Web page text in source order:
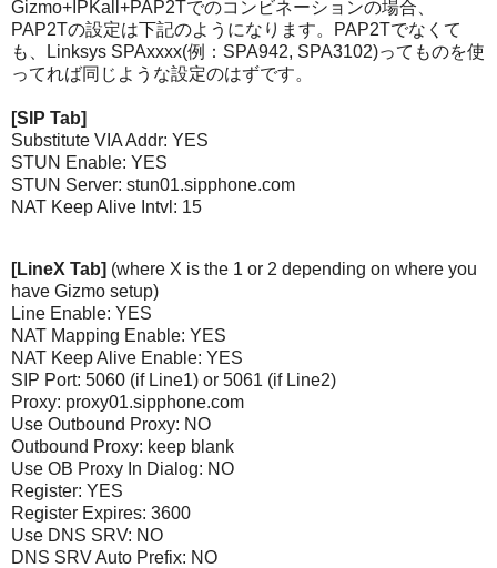
Gizmo+IPKall+PAP2Tでのコンビネーションの場合、
PAP2Tの設定は下記のようになります。PAP2Tでなくて
も、Linksys SPAxxxx(例：SPA942, SPA3102)ってものを使
ってれば同じような設定のはずです。
[SIP Tab]
Substitute VIA Addr: YES
STUN Enable: YES
STUN Server: stun01.sipphone.com
NAT Keep Alive Intvl: 15
[LineX Tab] (where X is the 1 or 2 depending on where you
have Gizmo setup)
Line Enable: YES
NAT Mapping Enable: YES
NAT Keep Alive Enable: YES
SIP Port: 5060 (if Line1) or 5061 (if Line2)
Proxy: proxy01.sipphone.com
Use Outbound Proxy: NO
Outbound Proxy: keep blank
Use OB Proxy In Dialog: NO
Register: YES
Register Expires: 3600
Use DNS SRV: NO
DNS SRV Auto Prefix: NO